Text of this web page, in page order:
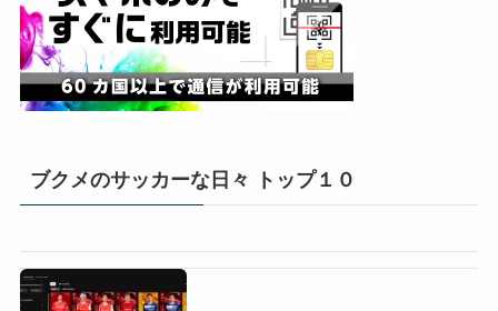
ブクメのサッカーな日々 トップ１０